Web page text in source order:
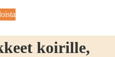
koirille,